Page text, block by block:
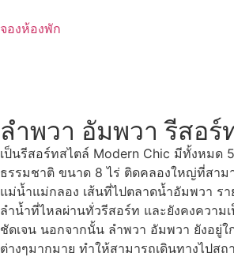
to
จองห้องพัก
ลำพวา อัมพวา รีสอร์
เป็นรีสอร์ทสไตล์ Modern Chic มีทั้งหมด
ธรรมชาติ ขนาด 8 ไร่ ติดคลองใหญ่ที่สาม
แม่น้ำแม่กลอง เส้นที่ไปตลาดน้ำอัมพวา ร
ลำน้ำที่ไหลผ่านทั่วรีสอร์ท และยังคงความ
ชัดเจน นอกจากนั้น ลำพวา อัมพวา ยังอยู่ใ
ต่างๆมากมาย ทำให้สามารถเดินทางไปสถ